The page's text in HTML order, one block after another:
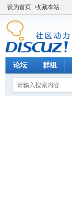
设为首页 收藏本站
论坛 群组